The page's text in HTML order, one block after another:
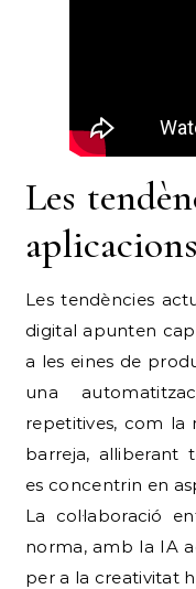
Les
Les tendències
digital apunten
a les eines de
una
repetitives, com la
barreja, alliberant
es concentrin en
La col·laboració
norma, amb la IA
per a la creativitat